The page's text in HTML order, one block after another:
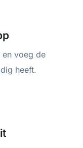
en voeg de
heeft.